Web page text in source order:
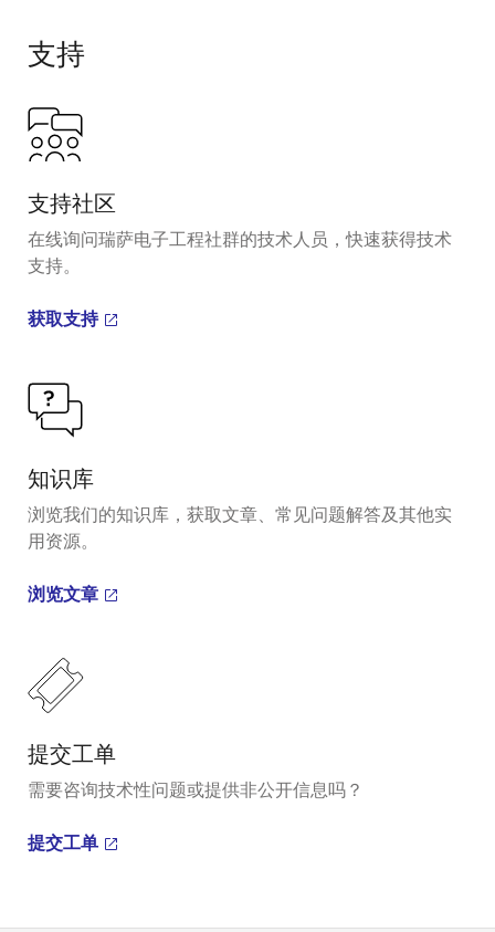
支持
支持社区
在线询问瑞萨电子工程社群的技术人员，快速获得技术
支持。
获取支持
知识库
浏览我们的知识库，获取文章、常见问题解答及其他实
用资源。
浏览文章
提交工单
需要咨询技术性问题或提供非公开信息吗？
提交工单